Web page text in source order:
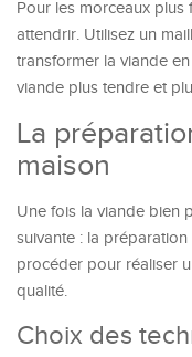
Pour les morceaux plus
attendrir. Utilisez un
transformer la viande
viande plus tendre et
La
maison
Une fois la viande bien
suivante : la
procéder pour réaliser
qualité.
Choix des